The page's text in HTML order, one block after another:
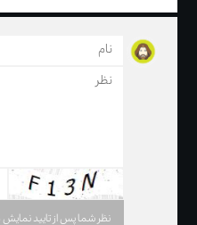
نظر شما پس از تایید